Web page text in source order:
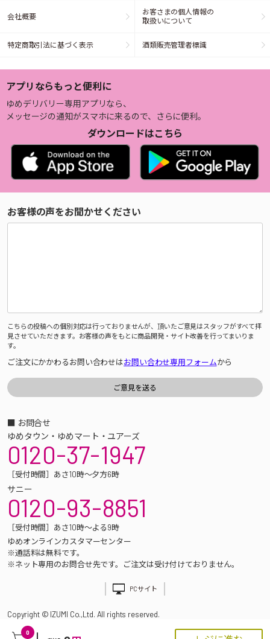
0
会社概要
お客さまの個人情報の
取扱いについて
特定商取引法に基づく表示 酒類販売管理者標識
アプリならもっと便利に
ゆめデリバリー専用アプリなら、
メッセージの通知がスマホに来るので、さらに便利。
ダウンロードはこちら
お客様の声をお聞かせください
こちらの投稿への個別対応は行っておりませんが、頂いたご意見はスタッフがすべて拝
見させていただきます。お客様の声をもとに商品開発・サイト改善を行ってまいりま
す。
ご注文にかかわるお問い合わせはお問い合わせ専用フォームから
■ お問合せ
ゆめタウン・ゆめマート・ユアーズ
0120-37-1947
［受付時間］あさ10時～夕方6時
サニー
0120-93-8851
［受付時間］あさ10時～よる9時
ゆめオンラインカスタマーセンター
※通話料は無料です。
※ネット専用のお問合せ先です。ご注文は受け付けておりません。
PCサイト
Copyright © IZUMI Co.,Ltd. All rights reserved.